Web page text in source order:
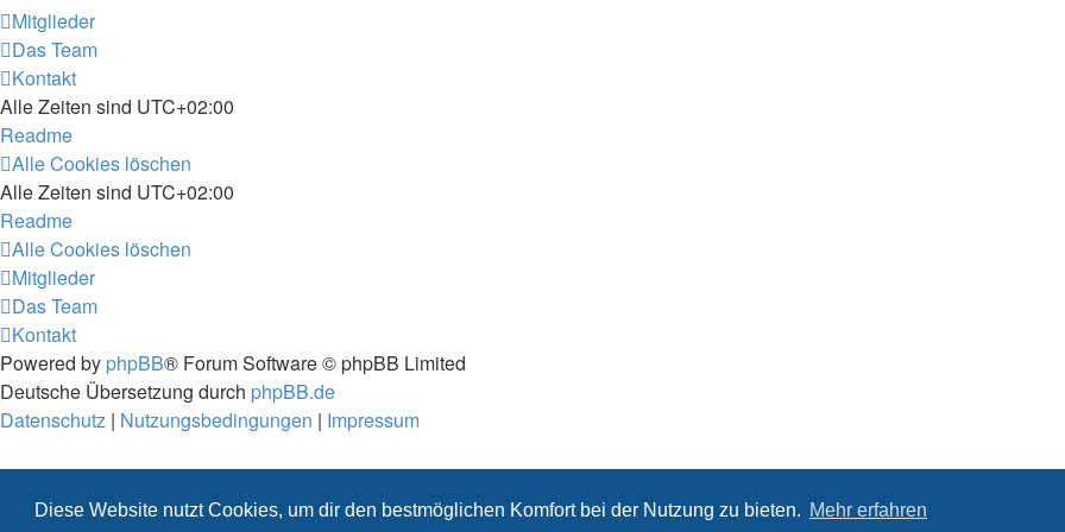
Diese Website nutzt Cookies, um dir den bestmöglichen Komfort bei der Nutzung zu bieten. Mehr erfahren
Mitglieder
Das Team
Kontakt
Alle Zeiten sind UTC+02:00
Readme
Alle Cookies löschen
Alle Zeiten sind UTC+02:00
Readme
Alle Cookies löschen
Mitglieder
Das Team
Kontakt
Powered by phpBB® Forum Software © phpBB Limited
Deutsche Übersetzung durch phpBB.de
Datenschutz | Nutzungsbedingungen | Impressum